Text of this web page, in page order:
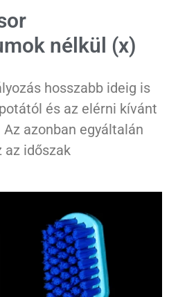
nélkül (x)
hosszabb ideig is
és az elérni kívánt
azonban egyáltalán
az időszak